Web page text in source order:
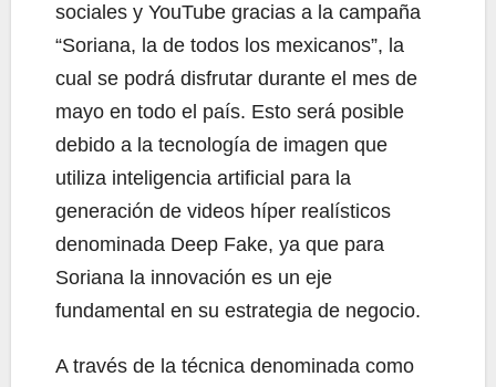
sociales y YouTube gracias a la campaña
“Soriana, la de todos los mexicanos”, la
cual se podrá disfrutar durante el mes de
mayo en todo el país. Esto será posible
debido a la tecnología de imagen que
utiliza inteligencia artificial para la
generación de videos híper realísticos
denominada Deep Fake, ya que para
Soriana la innovación es un eje
fundamental en su estrategia de negocio.
A través de la técnica denominada como